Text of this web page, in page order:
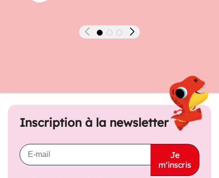
Précédent Suivant
Inscription à la newsletter
Je
m'inscris